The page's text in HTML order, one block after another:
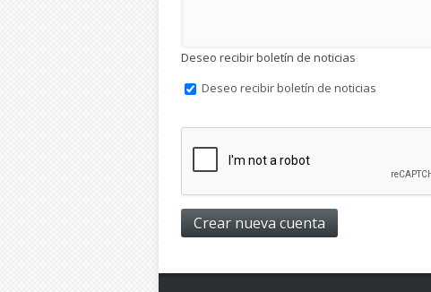
Deseo recibir boletín de noticias
Deseo recibir boletín de noticias